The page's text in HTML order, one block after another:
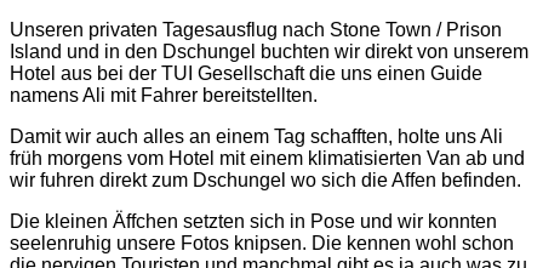
Unseren privaten Tagesausflug nach Stone Town / Prison
Island und in den Dschungel buchten wir direkt von unserem
Hotel aus bei der TUI Gesellschaft die uns einen Guide
namens Ali mit Fahrer bereitstellten.
Damit wir auch alles an einem Tag schafften, holte uns Ali
früh morgens vom Hotel mit einem klimatisierten Van ab und
wir fuhren direkt zum Dschungel wo sich die Affen befinden.
Die kleinen Äffchen setzten sich in Pose und wir konnten
seelenruhig unsere Fotos knipsen. Die kennen wohl schon